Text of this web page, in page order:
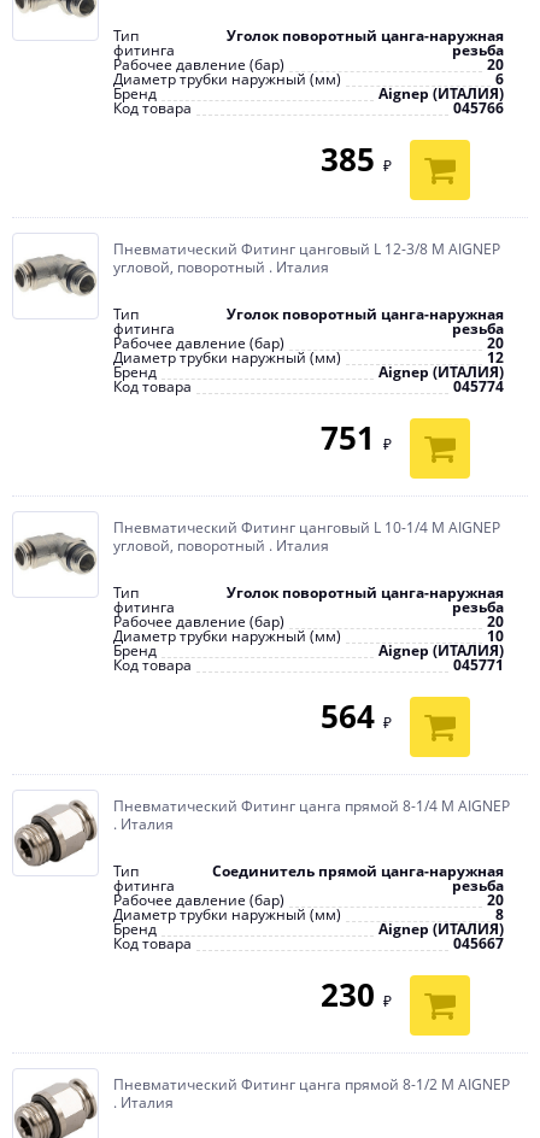
Тип
фитинга
Уголок поворотный цанга-наружная
резьба
Рабочее давление (бар) 20
Диаметр трубки наружный (мм) 6
Бренд Aignep (ИТАЛИЯ)
Код товара 045766
385 ₽
Пневматический Фитинг цанговый L 12-3/8 M AIGNEP
угловой, поворотный . Италия
Тип
фитинга
Уголок поворотный цанга-наружная
резьба
Рабочее давление (бар) 20
Диаметр трубки наружный (мм) 12
Бренд Aignep (ИТАЛИЯ)
Код товара 045774
751 ₽
Пневматический Фитинг цанговый L 10-1/4 M AIGNEP
угловой, поворотный . Италия
Тип
фитинга
Уголок поворотный цанга-наружная
резьба
Рабочее давление (бар) 20
Диаметр трубки наружный (мм) 10
Бренд Aignep (ИТАЛИЯ)
Код товара 045771
564 ₽
Пневматический Фитинг цанга прямой 8-1/4 M AIGNEP
. Италия
Тип
фитинга
Соединитель прямой цанга-наружная
резьба
Рабочее давление (бар) 20
Диаметр трубки наружный (мм) 8
Бренд Aignep (ИТАЛИЯ)
Код товара 045667
230 ₽
Пневматический Фитинг цанга прямой 8-1/2 M AIGNEP
. Италия